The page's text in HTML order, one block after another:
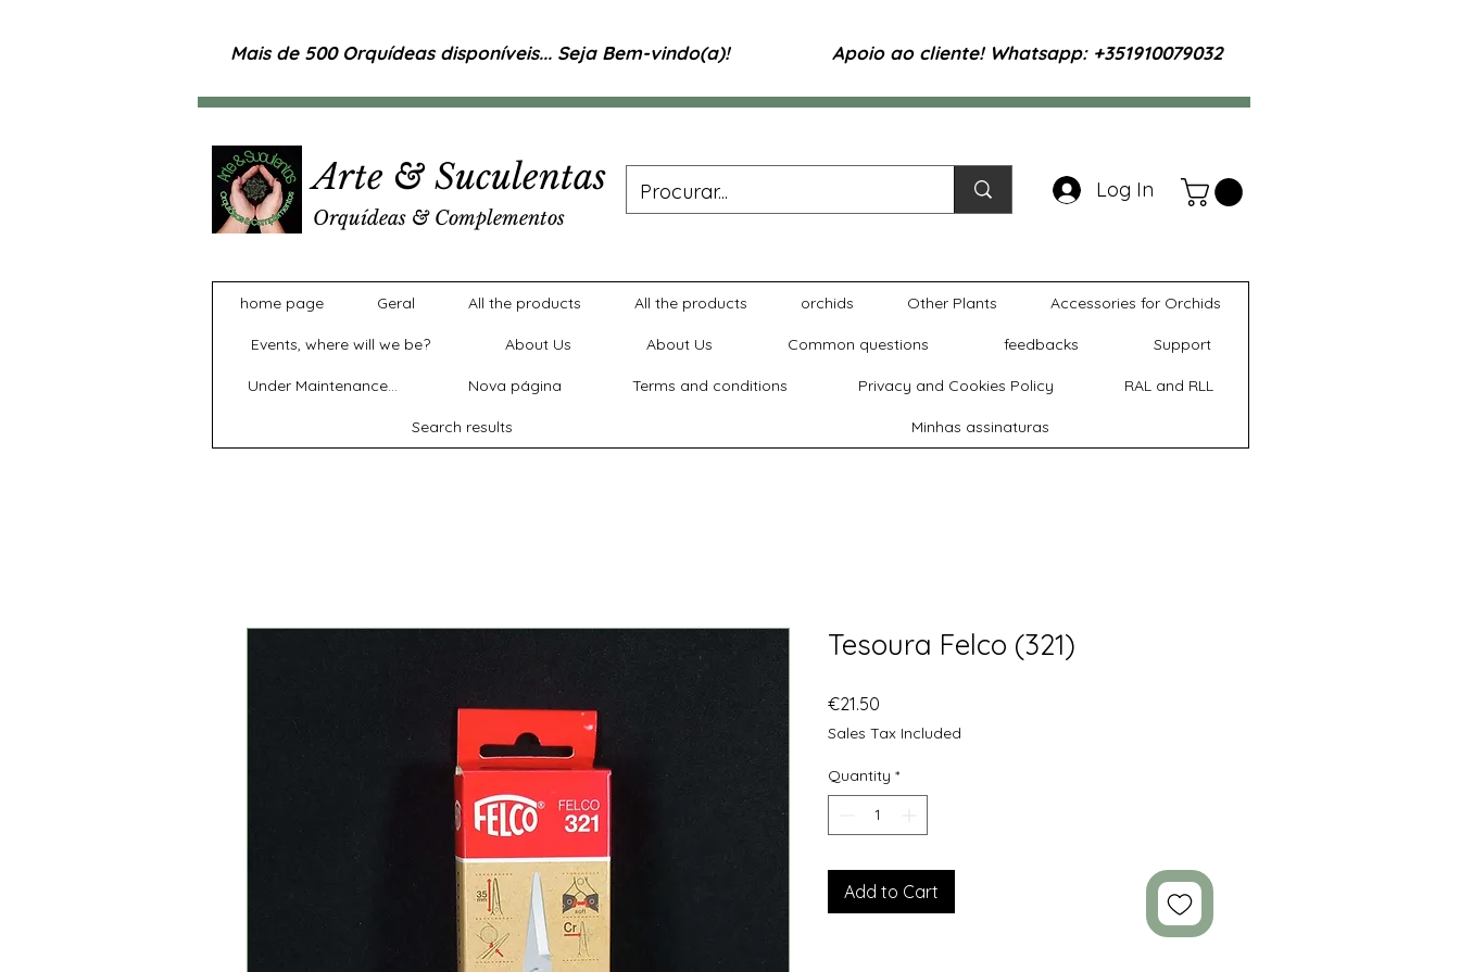
Mais de 500 Orquídeas disponíveis... Seja Bem-vindo(a)! Apoio ao cliente! Whatsapp: +351910079032
Arte & Suculentas
Orquídeas & Complementos
Log In
home page Geral All the products All the products orchids Other Plants Accessories for Orchids
Events, where will we be? About Us About Us Common questions feedbacks Support
Under Maintenance... Nova página Terms and conditions Privacy and Cookies Policy RAL and RLL
Search results Minhas assinaturas
Tesoura Felco (321)
€21.50
Sales Tax Included
Quantity *
Add to Cart